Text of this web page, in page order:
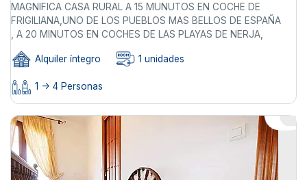
MAGNIFICA CASA RURAL A 15 MUNUTOS EN COCHE DE
FRIGILIANA,UNO DE LOS PUEBLOS MAS BELLOS DE ESPAÑA
, A 20 MINUTOS EN COCHES DE LAS PLAYAS DE NERJA,
Alquiler íntegro 1 unidades
1 -> 4 Personas